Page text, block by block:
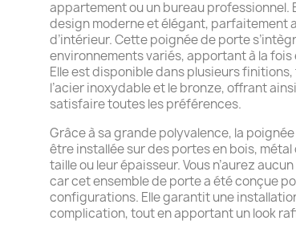
appartement ou un bureau professionnel.
design moderne et élégant, parfaitement
d’intérieur. Cette poignée de porte
environnements variés, apportant à la
Elle est disponible dans plusieurs finitions,
l’acier inoxydable et le bronze, offrant
satisfaire toutes les préférences.
Grâce à sa grande polyvalence, la
être installée sur des portes en bois, métal
taille ou leur épaisseur. Vous n’aurez
car cet ensemble de porte a été conçue
configurations. Elle garantit une
complication, tout en apportant un look